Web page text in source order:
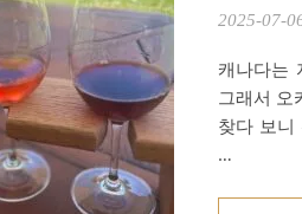
2025-07-
캐나다는
그래서 오
찾다 보니
…